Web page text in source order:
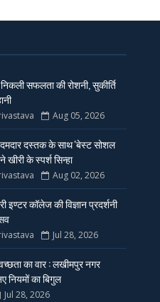
सफलता की रोशनी, सुकीर्ति
Aug 05, 2026
दमदार दस्तक के साथ 'बेस्ट सोशल
खीरी के स्पर्श सिन्हा
Aug 02, 2026
इण्टर कॉलेज की विज्ञान प्रदर्शनी
Jul 28, 2026
का वार : लखीमपुर नगर
नियमों का बिगुल
Jul 28, 2026